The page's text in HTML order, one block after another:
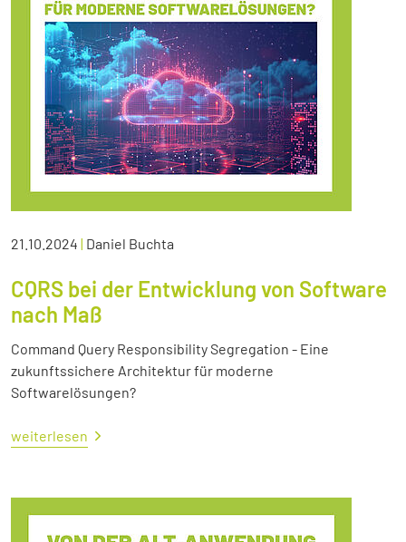
21.10.2024 | Daniel Buchta
CQRS bei der Entwicklung von Software
nach Maß
Command Query Responsibility Segregation - Eine
zukunftssichere Architektur für moderne
Softwarelösungen?
weiterlesen